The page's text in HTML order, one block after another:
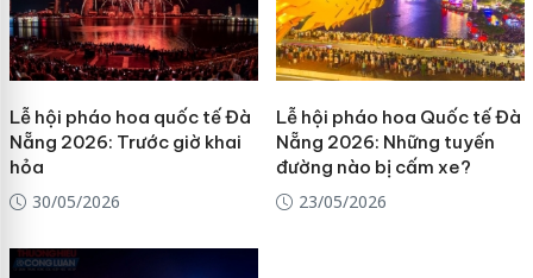
Lễ hội pháo hoa quốc tế Đà
Nẵng 2026: Trước giờ khai
hỏa
30/05/2026
Lễ hội pháo hoa Quốc tế Đà
Nẵng 2026: Những tuyến
đường nào bị cấm xe?
23/05/2026